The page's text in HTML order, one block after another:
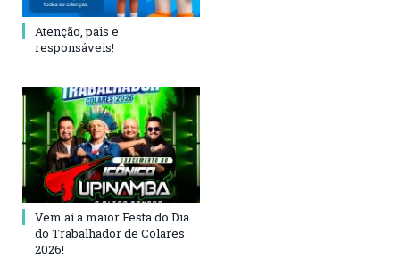
Atenção, pais e
responsáveis!
Vem aí a maior Festa do Dia
do Trabalhador de Colares
2026!